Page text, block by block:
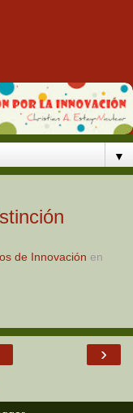
▼
de Innovación en
›